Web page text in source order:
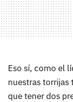
Eso sí, como el
nuestras torrijas
que tener dos